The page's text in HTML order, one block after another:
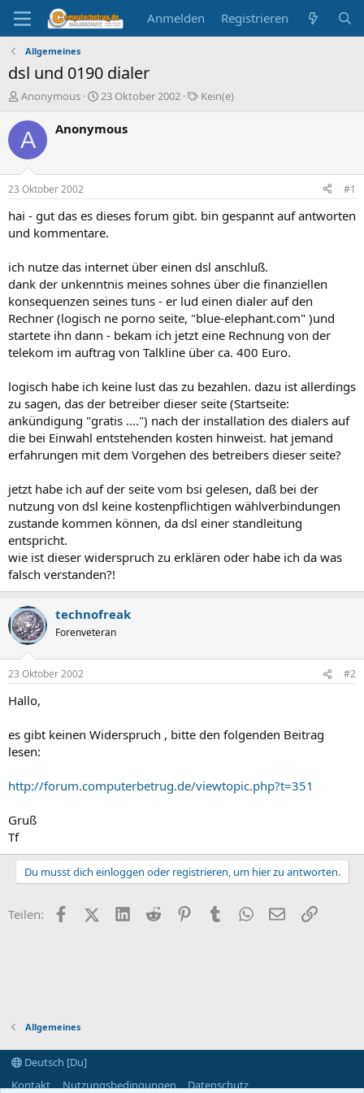
Anmelden Registrieren
Allgemeines
dsl und 0190 dialer
E
s
t
e
r
Anonymous
E
s
t
a
23 Oktober 2002
S
o
r
Kein(e)
A Anonymous
23 Oktober 2002 #1
hai - gut das es dieses forum gibt. bin gespannt auf antworten
und kommentare.
ich nutze das internet über einen dsl anschluß.
dank der unkenntnis meines sohnes über die finanziellen
konsequenzen seines tuns - er lud einen dialer auf den
Rechner (logisch ne porno seite, "blue-elephant.com" )und
startete ihn dann - bekam ich jetzt eine Rechnung von der
telekom im auftrag von Talkline über ca. 400 Euro.
logisch habe ich keine lust das zu bezahlen. dazu ist allerdings
zu sagen, das der betreiber dieser seite (Startseite:
ankündigung "gratis ....") nach der installation des dialers auf
die bei Einwahl entstehenden kosten hinweist. hat jemand
erfahrungen mit dem Vorgehen des betreibers dieser seite?
jetzt habe ich auf der seite vom bsi gelesen, daß bei der
nutzung von dsl keine kostenpflichtigen wählverbindungen
zustande kommen können, da dsl einer standleitung
entspricht.
wie ist dieser widerspruch zu erklären oder habe ich da was
falsch verstanden?!
technofreak
Forenveteran
23 Oktober 2002 #2
Hallo,
es gibt keinen Widerspruch , bitte den folgenden Beitrag
lesen:
http://forum.computerbetrug.de/viewtopic.php?t=351
Gruß
Tf
Du musst dich einloggen oder registrieren, um hier zu antworten.
Teilen: FacebookX (Twitter)
LinkedIn
Reddit PinterestTumblr WhatsApp
E-MailLink
Allgemeines
Deutsch [Du]
Kontakt
Nutzungsbedingungen
Datenschutz